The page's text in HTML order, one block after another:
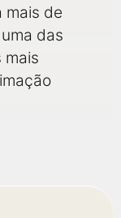
mais de
das